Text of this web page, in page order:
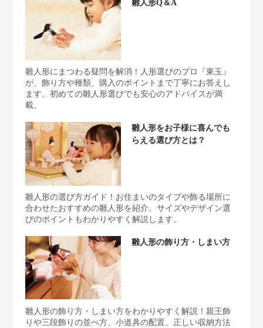
雛人形Q＆A
雛人形にまつわる疑問を解消！人形選びのプロ『東玉』
が、飾り方や種類、購入のポイントまで丁寧にお答えし
ます。初めての雛人形選びでも安心のアドバイスが満
載。
雛人形をお子様に喜んでも
らえる選び方とは？
雛人形の選び方ガイド！お住まいのタイプや飾る場所に
合わせたおすすめの雛人形を紹介。サイズやデザイン選
びのポイントもわかりやすく解説します。
雛人形の飾り方・しまい方
雛人形の飾り方・しまい方をわかりやすく解説！親王飾
りや三段飾りの並べ方、小道具の配置、正しい収納方法